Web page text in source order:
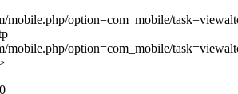
option=com_mobile/
option=com_mobile/